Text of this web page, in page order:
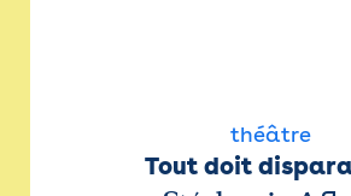
théâtre
Tout doit